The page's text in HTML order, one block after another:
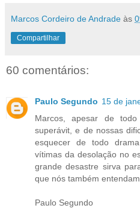
Marcos Cordeiro de Andrade às
Compartilhar
60 comentários:
Paulo Segundo 15 de
Marcos, apesar de
superávit, e de nossas
esquecer de todo
vítimas da desolação no
grande desastre sirva
que nós também
Paulo Segundo